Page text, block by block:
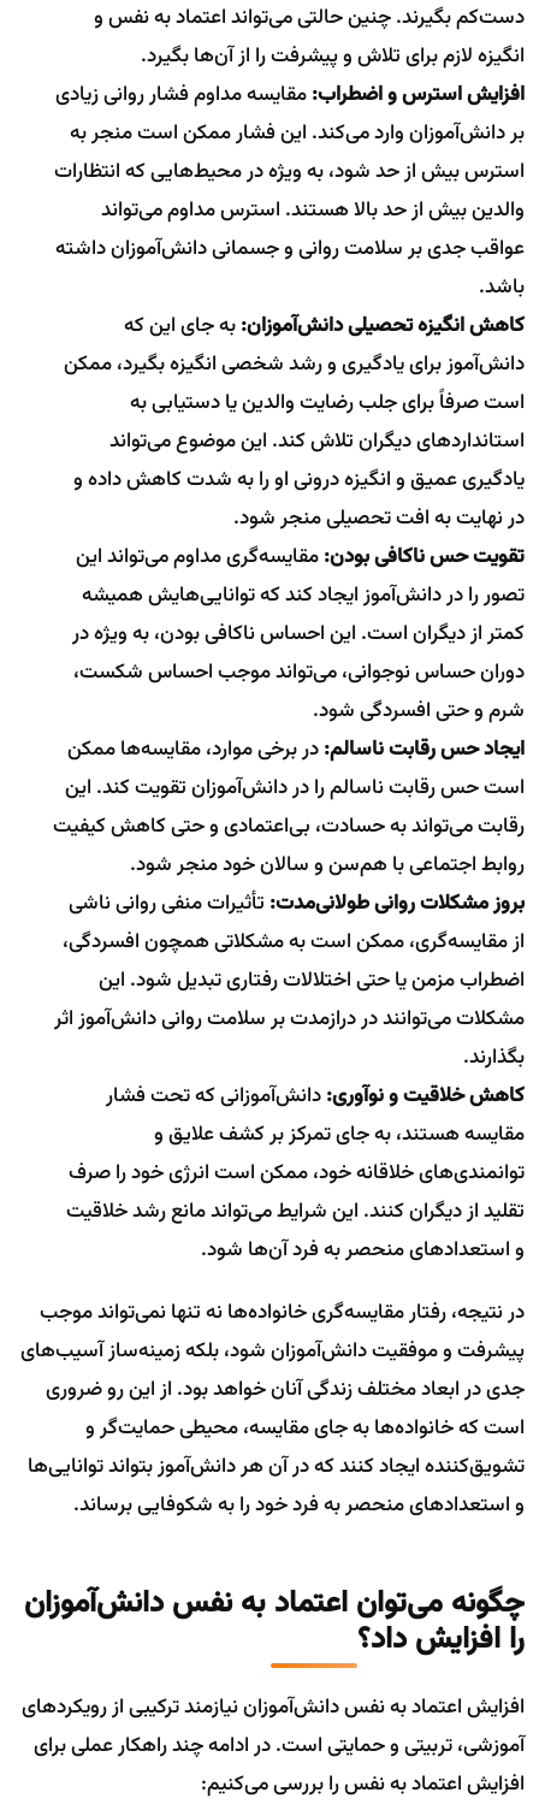
دست‌کم بگیرند. چنین حالتی می‌تواند اعتماد به نفس و
انگیزه لازم برای تلاش و پیشرفت را از آن‌ها بگیرد.
افزایش استرس و اضطراب:مقایسه مداوم فشار روانی زیادی
بر دانش‌آموزان وارد می‌کند. این فشار ممکن است منجر به
استرس بیش از حد شود، به ویژه در محیط‌هایی که انتظارات
والدین بیش از حد بالا هستند. استرس مداوم می‌تواند
عواقب جدی بر سلامت روانی و جسمانی دانش‌آموزان داشته
باشد.
کاهش انگیزه تحصیلی دانش‌آموزان:به جای این که
دانش‌آموز برای یادگیری و رشد شخصی انگیزه بگیرد، ممکن
است صرفاً برای جلب رضایت والدین یا دستیابی به
استانداردهای دیگران تلاش کند. این موضوع می‌تواند
یادگیری عمیق و انگیزه درونی او را به شدت کاهش داده و
در نهایت به افت تحصیلی منجر شود.
تقویت حس ناکافی بودن:مقایسه‌گری مداوم می‌تواند این
تصور را در دانش‌آموز ایجاد کند که توانایی‌هایش همیشه
کمتر از دیگران است. این احساس ناکافی بودن، به ویژه در
دوران حساس نوجوانی، می‌تواند موجب احساس شکست،
شرم و حتی افسردگی شود.
ایجاد حس رقابت ناسالم:در برخی موارد، مقایسه‌ها ممکن
است حس رقابت ناسالم را در دانش‌آموزان تقویت کند. این
رقابت می‌تواند به حسادت، بی‌اعتمادی و حتی کاهش کیفیت
روابط اجتماعی با هم‌سن و سالان خود منجر شود.
بروز مشکلات روانی طولانی‌مدت: تأثیرات منفی روانی ناشی
از مقایسه‌گری، ممکن است به مشکلاتی همچون افسردگی،
اضطراب مزمن یا حتی اختلالات رفتاری تبدیل شود. این
مشکلات می‌توانند در درازمدت بر سلامت روانی دانش‌آموز اثر
بگذارند.
کاهش خلاقیت و نوآوری:دانش‌آموزانی که تحت فشار
مقایسه هستند، به جای تمرکز بر کشف علایق و
توانمندی‌های خلاقانه خود، ممکن است انرژی خود را صرف
تقلید از دیگران کنند. این شرایط می‌تواند مانع رشد خلاقیت
و استعدادهای منحصر به فرد آن‌ها شود.
در نتیجه، رفتار مقایسه‌گری خانواده‌ها نه تنها نمی‌تواند موجب
پیشرفت و موفقیت دانش‌آموزان شود، بلکه زمینه‌ساز آسیب‌های
جدی در ابعاد مختلف زندگی آنان خواهد بود. از این رو ضروری
است که خانواده‌ها به جای مقایسه، محیطی حمایت‌گر و
تشویق‌کننده ایجاد کنند که در آن هر دانش‌آموز بتواند توانایی‌ها
و استعدادهای منحصر به فرد خود را به شکوفایی برساند.
چگونه می‌توان اعتماد به نفس دانش‌آموزان
را افزایش داد؟
افزایش اعتماد به نفس دانش‌آموزان نیازمند ترکیبی از رویکردهای
آموزشی، تربیتی و حمایتی است. در ادامه چند راهکار عملی برای
افزایش اعتماد به نفس را بررسی می‌کنیم: